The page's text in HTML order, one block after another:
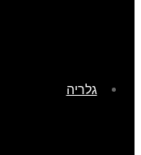
גלריה